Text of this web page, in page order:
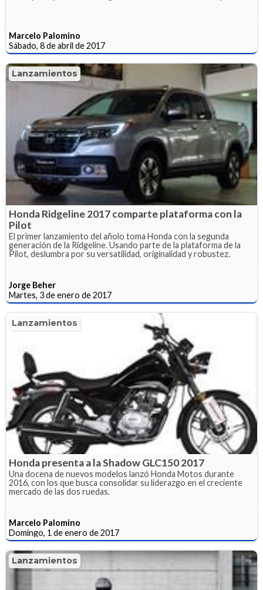
Marcelo Palomino
Sábado, 8 de abril de 2017
Lanzamientos
Honda Ridgeline 2017 comparte plataforma con la
Pilot
El primer lanzamiento del añolo toma Honda con la segunda
generación de la Ridgeline. Usando parte de la plataforma de la
Pilot, deslumbra por su versatilidad, originalidad y robustez.
Jorge Beher
Martes, 3 de enero de 2017
Lanzamientos
Honda presenta a la Shadow GLC150 2017
Una docena de nuevos modelos lanzó Honda Motos durante
2016, con los que busca consolidar su liderazgo en el creciente
mercado de las dos ruedas.
Marcelo Palomino
Domingo, 1 de enero de 2017
Lanzamientos